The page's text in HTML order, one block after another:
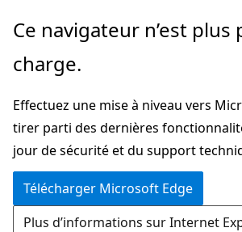
Passer
directement
au
principal
Ce navigateur n’est plus
charge.
Effectuez une mise à niveau vers
tirer parti des dernières
jour de sécurité et du support
Télécharger Microsoft Edge
Plus d’informations sur Internet